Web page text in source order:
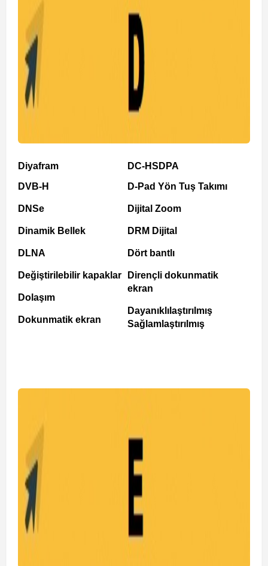
Diyafram
DVB-H
DNSe
Dinamik Bellek
DLNA
Değiştirilebilir kapaklar
Dolaşım
Dokunmatik ekran
DC-HSDPA
D-Pad Yön Tuş Takımı
Dijital Zoom
DRM Dijital
Dört bantlı
Dirençli dokunmatik
ekran
Dayanıklılaştırılmış
Sağlamlaştırılmış